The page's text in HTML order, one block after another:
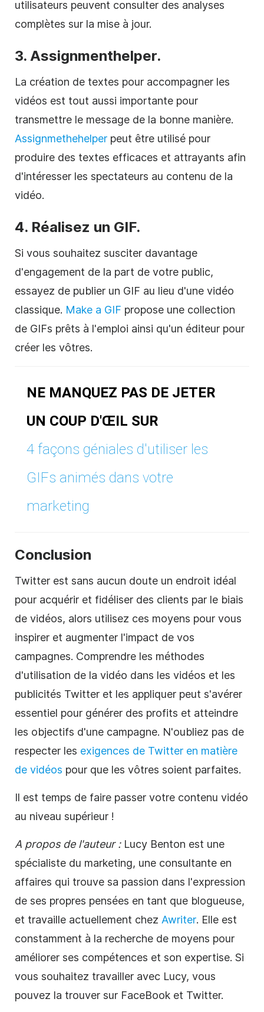
utilisateurs peuvent consulter des analyses
complètes sur la mise à jour.
3. Assignmenthelper.
La création de textes pour accompagner les
vidéos est tout aussi importante pour
transmettre le message de la bonne manière.
Assignmethehelper peut être utilisé pour
produire des textes efficaces et attrayants afin
d'intéresser les spectateurs au contenu de la
vidéo.
4. Réalisez un GIF.
Si vous souhaitez susciter davantage
d'engagement de la part de votre public,
essayez de publier un GIF au lieu d'une vidéo
classique. Make a GIF propose une collection
de GIFs prêts à l'emploi ainsi qu'un éditeur pour
créer les vôtres.
NE MANQUEZ PAS DE JETER
UN COUP D'ŒIL SUR
4 façons géniales d'utiliser les
GIFs animés dans votre
marketing
Conclusion
Twitter est sans aucun doute un endroit idéal
pour acquérir et fidéliser des clients par le biais
de vidéos, alors utilisez ces moyens pour vous
inspirer et augmenter l'impact de vos
campagnes. Comprendre les méthodes
d'utilisation de la vidéo dans les vidéos et les
publicités Twitter et les appliquer peut s'avérer
essentiel pour générer des profits et atteindre
les objectifs d'une campagne. N'oubliez pas de
respecter les exigences de Twitter en matière
de vidéos pour que les vôtres soient parfaites.
Il est temps de faire passer votre contenu vidéo
au niveau supérieur !
A propos de l'auteur :Lucy Benton est une
spécialiste du marketing, une consultante en
affaires qui trouve sa passion dans l'expression
de ses propres pensées en tant que blogueuse,
et travaille actuellement chez Awriter. Elle est
constamment à la recherche de moyens pour
améliorer ses compétences et son expertise. Si
vous souhaitez travailler avec Lucy, vous
pouvez la trouver sur FaceBook et Twitter.